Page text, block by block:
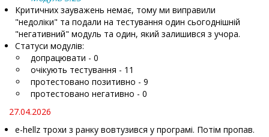
Критичних зауважень немає, тому ми виправили
"недоліки" та подали на тестування один сьогоднішній
"негативний" модуль та один, який залишився з учора.
Статуси модулів:
допрацювати - 0
очікують тестування - 11
протестовано позитивно - 9
протестовано негативно - 0
27.04.2026
e-hellz трохи з ранку вовтузився у програмі. Потім пропав.